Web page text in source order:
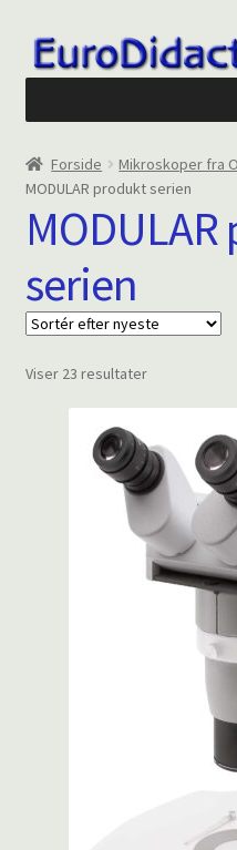
Spring
til
Spring
til
Om os
Privatliv og cookies
Kontakt formular
Din Konto
Forside Mikroskoper fra
MODULAR produkt serien
serien
Viser 23 resultaterSorteret